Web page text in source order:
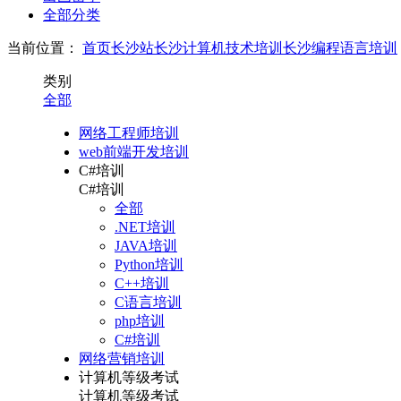
全部分类
当前位置： 首页长沙站长沙计算机技术培训 长沙编程语言培训
类别
全部
网络工程师培训
web前端开发培训
C#培训
C#培训
全部
.NET培训
JAVA培训
Python培训
C++培训
C语言培训
php培训
C#培训
网络营销培训
计算机等级考试
计算机等级考试